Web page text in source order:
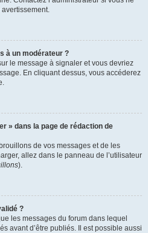
à un modérateur ?
le message à signaler et vous devriez
En cliquant dessus, vous accéderez
» dans la page de rédaction de
de vos messages et de les
allez dans le panneau de l’utilisateur
).
?
les messages du forum dans lequel
avant d’être publiés. Il est possible aussi